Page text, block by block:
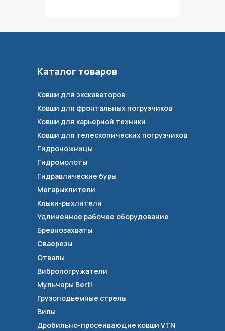
Каталог товаров
Ковши для экскаваторов
Ковши для фронтальных погрузчиков
Ковши для карьерной техники
Ковши для телескопических погрузчиков
Гидроножницы
Гидромолоты
Гидравлические буры
Мегарыхлители
Клыки-рыхлители
Удлиненное рабочее оборудование
Бревнозахваты
Сваерезы
Отвалы
Вибропогружатели
Мульчеры Berti
Грузоподъемные стрелы
Вилы
Дробильно-просеивающие ковши VTN